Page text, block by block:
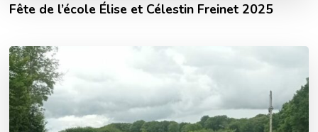
Fête de l’école Élise et Célestin Freinet 2025